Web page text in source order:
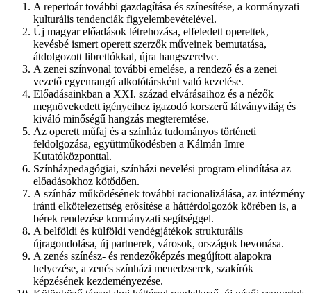
A repertoár további gazdagítása és színesítése, a kormányzati
kulturális tendenciák figyelembevételével.
Új magyar előadások létrehozása, elfeledett operettek,
kevésbé ismert operett szerzők műveinek bemutatása,
átdolgozott librettókkal, újra hangszerelve.
A zenei színvonal további emelése, a rendező és a zenei
vezető egyenrangú alkotótársként való kezelése.
Előadásainkban a XXI. század elvárásaihoz és a nézők
megnövekedett igényeihez igazodó korszerű látványvilág és
kiváló minőségű hangzás megteremtése.
Az operett műfaj és a színház tudományos történeti
feldolgozása, együttműködésben a Kálmán Imre
Kutatóközponttal.
Színházpedagógiai, színházi nevelési program elindítása az
előadásokhoz kötődően.
A színház működésének további racionalizálása, az intézmény
iránti elkötelezettség erősítése a háttérdolgozók körében is, a
bérek rendezése kormányzati segítséggel.
A belföldi és külföldi vendégjátékok strukturális
újragondolása, új partnerek, városok, országok bevonása.
A zenés színész- és rendezőképzés megújított alapokra
helyezése, a zenés színházi menedzserek, szakírók
képzésének kezdeményezése.